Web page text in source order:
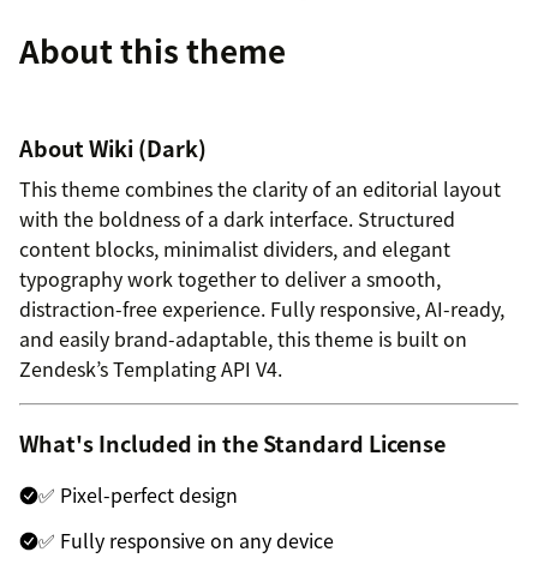
About this theme
About Wiki (Dark)
This theme combines the clarity of an editorial layout
with the boldness of a dark interface. Structured
content blocks, minimalist dividers, and elegant
typography work together to deliver a smooth,
distraction-free experience. Fully responsive, AI-ready,
and easily brand-adaptable, this theme is built on
Zendesk’s Templating API V4.
What's Included in the Standard License
✅ Pixel-perfect design
✅ Fully responsive on any device